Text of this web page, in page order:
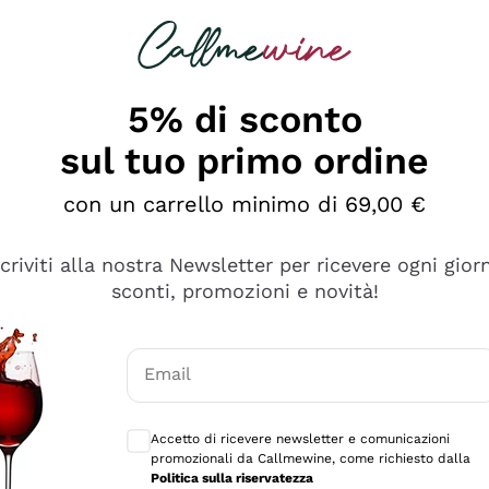
è male ma secondo me ci sono alternative che
5% di sconto
sul tuo primo ordine
con un carrello minimo di 69,00 €
alla nostra Newsletter per ricevere ogni
sconti, promozioni e novità!
Email
Accetto di ricevere newsletter e comunicazioni
promozionali da Callmewine, come richiesto dalla
Politica sulla riservatezza